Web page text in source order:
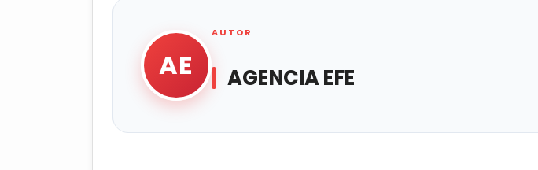
AE
AUTOR
AGENCIA EFE